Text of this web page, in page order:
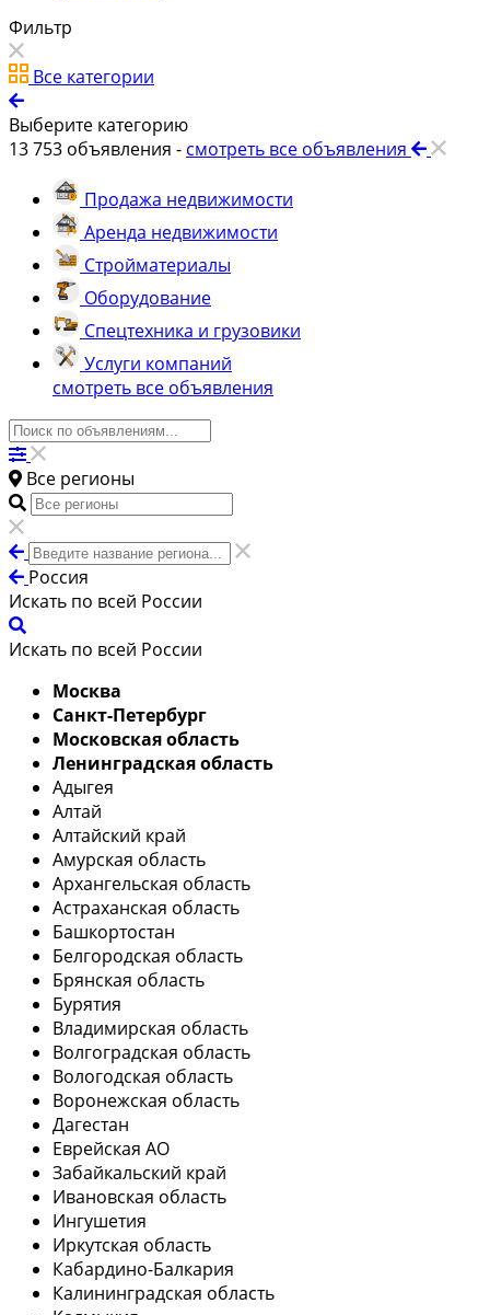
Фильтр
Все категории
Выберите категорию
13 753 объявления - смотреть все объявления
Продажа недвижимости
Аренда недвижимости
Стройматериалы
Оборудование
Спецтехника и грузовики
Услуги компаний
смотреть все объявления
Все регионы
Россия
Искать по всей России
Искать по всей России
Москва
Санкт-Петербург
Московская область
Ленинградская область
Адыгея
Алтай
Алтайский край
Амурская область
Архангельская область
Астраханская область
Башкортостан
Белгородская область
Брянская область
Бурятия
Владимирская область
Волгоградская область
Вологодская область
Воронежская область
Дагестан
Еврейская АО
Забайкальский край
Ивановская область
Ингушетия
Иркутская область
Кабардино-Балкария
Калининградская область